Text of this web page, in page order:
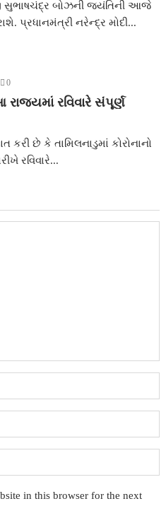
સુભાષચંદ્ર બોઝની જયંતિની આજે
પ્રધાનમંત્રી નરેન્દ્ર મોદી...
0
રવિવારે સંપૂર્ણ
છે કે તામિલનાડુમાં કોરોનાનો
રવિવારે...
in this browser for the next